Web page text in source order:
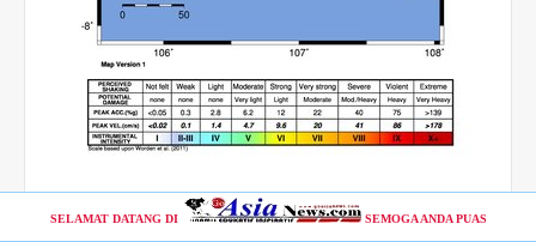
SELAMAT DATANG DI SEMOGA ANDA PUAS